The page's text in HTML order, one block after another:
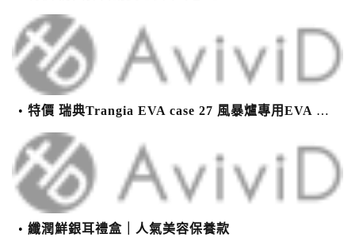
特價 瑞典Trangia EVA case 27 風暴爐專用EVA 防護外盒(小)-黑
纖潤鮮銀耳禮盒｜人氣美容保養款